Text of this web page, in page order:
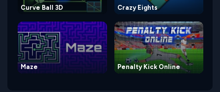
Curve Ball 3D Crazy Eights
Maze Penalty Kick Online